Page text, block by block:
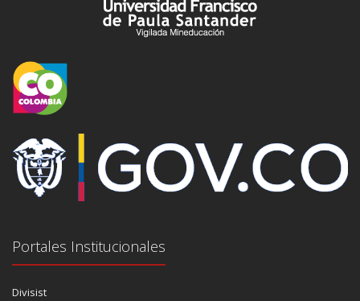
Portales Institucionales
Divisist